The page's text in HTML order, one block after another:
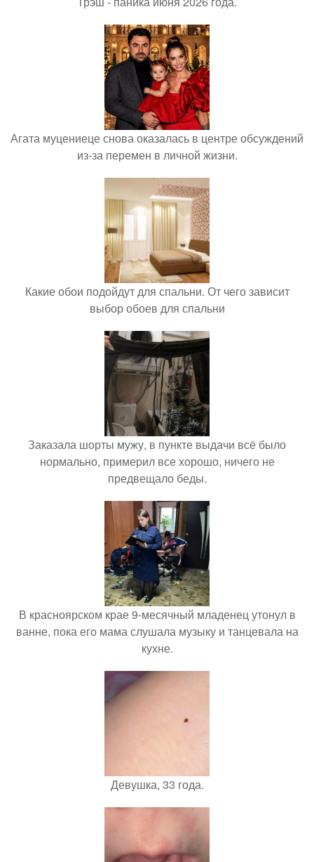
Агата муцениеце снова оказалась в центре обсуждений
из-за перемен в личной жизни.
Какие обои подойдут для спальни. От чего зависит
выбор обоев для спальни
Заказала шорты мужу, в пункте выдачи всё было
нормально, примерил все хорошо, ничего не
предвещало беды.
В красноярском крае 9-месячный младенец утонул в
ванне, пока его мама слушала музыку и танцевала на
кухне.
Девушка, 33 года.